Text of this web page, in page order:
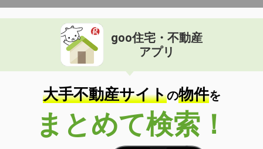
goo住宅・不動産
アプリ
大手不動産サイトの物件を
まとめて検索！